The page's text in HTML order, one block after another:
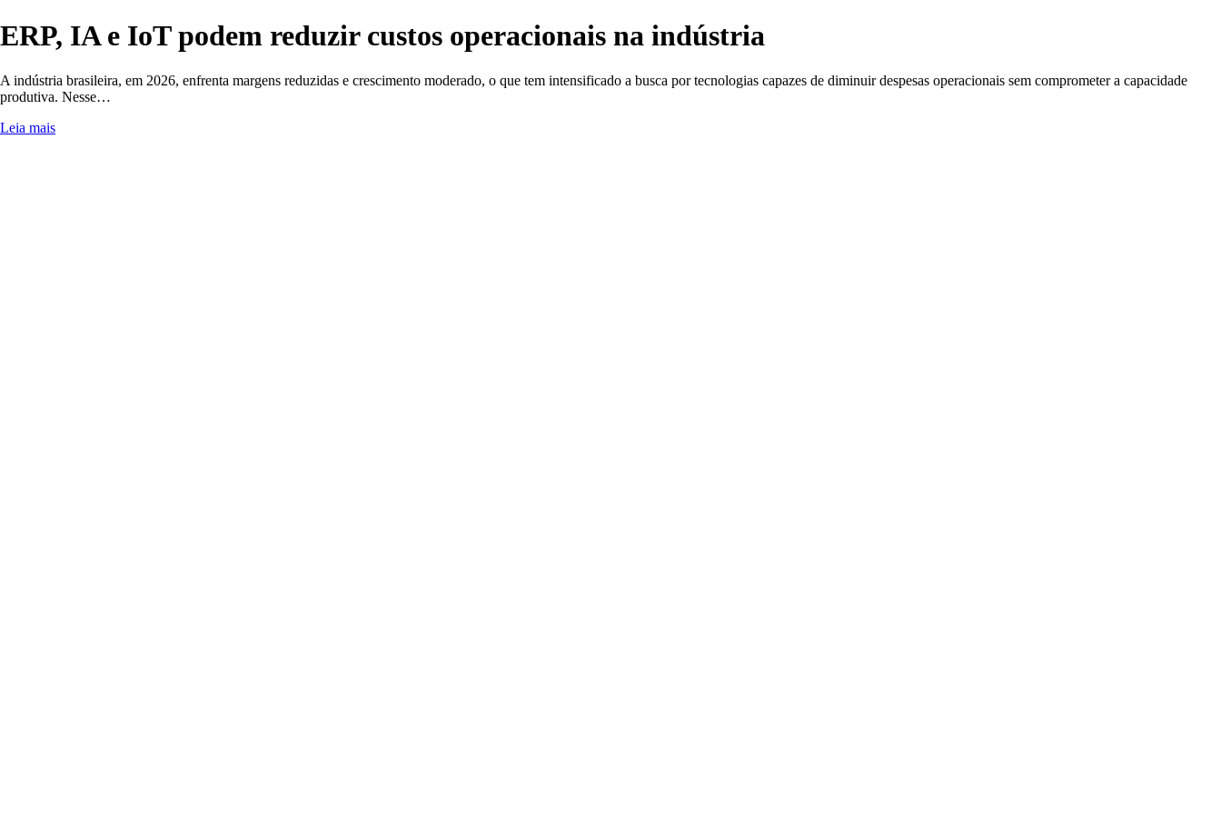
ERP, IA e IoT podem reduzir custos operacionais na indústria
A indústria brasileira, em 2026, enfrenta margens reduzidas e crescimento moderado, o que tem intensificado a busca por tecnologias capazes de diminuir despesas operacionais sem comprometer a capacidade
produtiva. Nesse…
Leia mais